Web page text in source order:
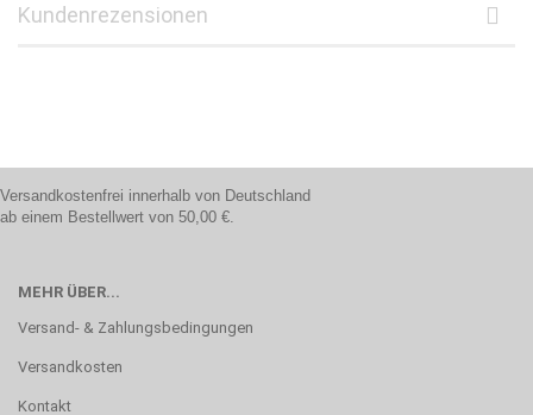
Kundenrezensionen
Versandkostenfrei innerhalb von Deutschland
ab einem Bestellwert von 50,00 €.
MEHR ÜBER...
Versand- & Zahlungsbedingungen
Versandkosten
Kontakt